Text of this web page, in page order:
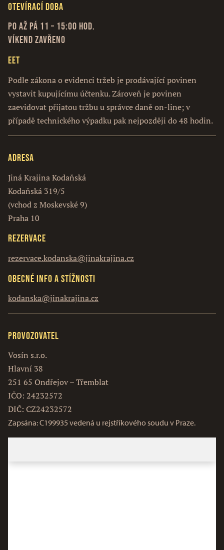
Otevírací doba
Po až Pá 11 – 15:00 hod.
Víkend zavřeno
EET
Podle zákona o evidenci tržeb je prodávající povinen
vystavit kupujícímu účtenku. Zároveň je povinen
zaevidovat přijatou tržbu u správce daně on-line; v
případě technického výpadku pak nejpozději do 48 hodin.
Adresa
Jiná Krajina Kodaňská
Kodaňská 319/5
(vchod z Moskevské 9)
Praha 10
Rezervace
rezervace.kodanska@jinakrajina.cz
Obecné info a stížnosti
kodanska@jinakrajina.cz
Provozovatel
Vosín s.r.o.
Hlavní 38
251 65 Ondřejov – Třemblat
IČO: 24232572
DIČ: CZ24232572
Zapsána: C199935 vedená u rejstříkového soudu v Praze.